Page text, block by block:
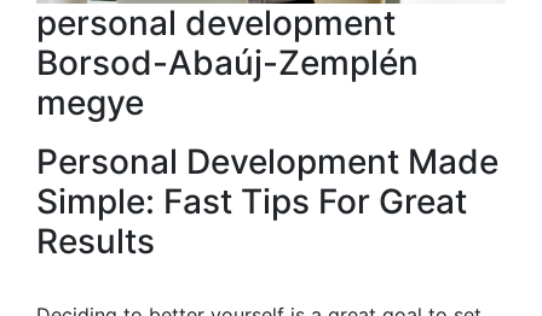
personal development
Borsod-Abaúj-Zemplén
megye
Personal Development Made
Simple: Fast Tips For Great
Results